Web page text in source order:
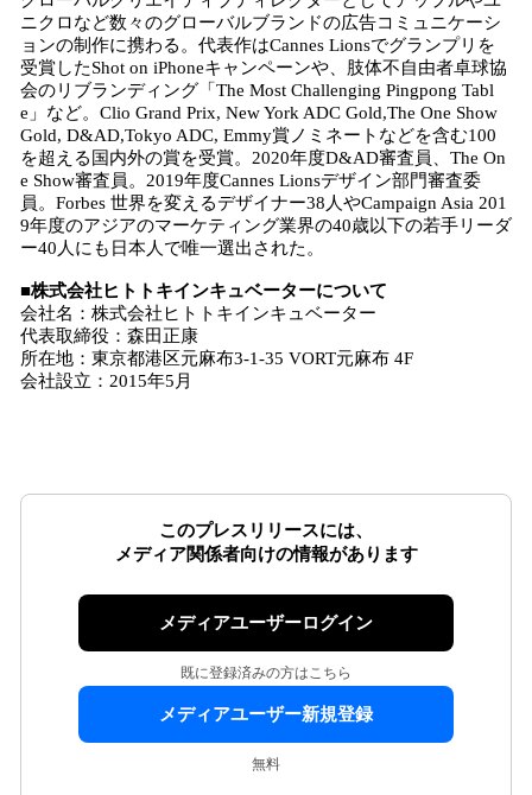
ニクロなど数々のグローバルブランドの広告コミュニケーシ
ョンの制作に携わる。代表作はCannes Lionsでグランプリを
受賞したShot on iPhoneキャンペーンや、肢体不自由者卓球協
会のリブランディング「The Most Challenging Pingpong Tabl
e」など。Clio Grand Prix, New York ADC Gold,The One Show
Gold, D&AD,Tokyo ADC, Emmy賞ノミネートなどを含む100
を超える国内外の賞を受賞。2020年度D&AD審査員、The On
e Show審査員。2019年度Cannes Lionsデザイン部門審査委
員。Forbes 世界を変えるデザイナー38人やCampaign Asia 201
9年度のアジアのマーケティング業界の40歳以下の若手リーダ
ー40人にも日本人で唯一選出された。
■株式会社ヒトトキインキュベーターについて
会社名：株式会社ヒトトキインキュベーター
代表取締役：森田正康
所在地：東京都港区元麻布3-1-35 VORT元麻布 4F
会社設立：2015年5月
このプレスリリースには、
メディア関係者向けの情報があります
メディアユーザーログイン
既に登録済みの方はこちら
メディアユーザー新規登録
無料